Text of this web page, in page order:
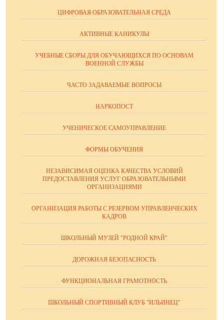
ЦИФРОВАЯ ОБРАЗОВАТЕЛЬНАЯ СРЕДА
АКТИВНЫЕ КАНИКУЛЫ
УЧЕБНЫЕ СБОРЫ ДЛЯ ОБУЧАЮЩИХСЯ ПО ОСНОВАМ
ВОЕННОЙ СЛУЖБЫ
ЧАСТО ЗАДАВАЕМЫЕ ВОПРОСЫ
НАРКОПОСТ
УЧЕНИЧЕСКОЕ САМОУПРАВЛЕНИЕ
ФОРМЫ ОБУЧЕНИЯ
НЕЗАВИСИМАЯ ОЦЕНКА КАЧЕСТВА УСЛОВИЙ
ПРЕДОСТАВЛЕНИЯ УСЛУГ ОБРАЗОВАТЕЛЬНЫМИ
ОРГАНИЗАЦИЯМИ
ОРГАНИЗАЦИЯ РАБОТЫ С РЕЗЕРВОМ УПРАВЛЕНЧЕСКИХ
КАДРОВ
ШКОЛЬНЫЙ МУЗЕЙ "РОДНОЙ КРАЙ"
ДОРОЖНАЯ БЕЗОПАСНОСТЬ
ФУНКЦИОНАЛЬНАЯ ГРАМОТНОСТЬ
ШКОЛЬНЫЙ СПОРТИВНЫЙ КЛУБ "ИЛЬИНЕЦ"